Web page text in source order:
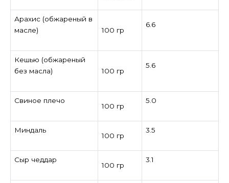
Арахис (обжареный в
масле)
100 гр
6.6
Кешью (обжареный
без масла)
100 гр
5.6
Свиное плечо
100 гр
5.0
Миндаль
100 гр
3.5
Сыр чеддар
100 гр
3.1